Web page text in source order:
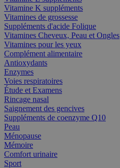
Vitamine K suppléments
Vitamines de grossesse
Suppléments d'acide Folique
Vitamines Cheveux, Peau et Ongles
Vitamines pour les yeux
Complément alimentaire
Antioxydants
Enzymes
Voies respiratoires
Étude et Examens
Rincage nasal
Saignement des gencives
Suppléments de coenzyme Q10
Peau
Ménopause
Mémoire
Comfort urinaire
Sport